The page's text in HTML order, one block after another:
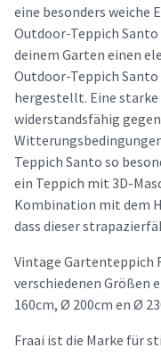
eine besonders weiche
Outdoor-Teppich
deinem Garten einen
Outdoor-Teppich
hergestellt. Eine starke
widerstandsfähig
Teppich Santo so
ein Teppich mit 3D-
Kombination mit dem
dass dieser
Vintage Gartenteppich
verschiedenen Größen
160cm, Ø 200cm en Ø
Fraai ist die Marke für